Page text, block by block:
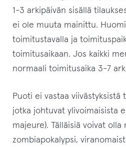
1-3 arkipäivän sisällä
ei ole muuta mainittu.
toimitustavalla ja
toimitusaikaan. Jos kaikki
normaali toimitusaika 3-7
Puoti ei vastaa viivästyksistä
jotka johtuvat ylivoimaisista
majeure). Tälläisiä voivat olla
zombiapokalypsi,